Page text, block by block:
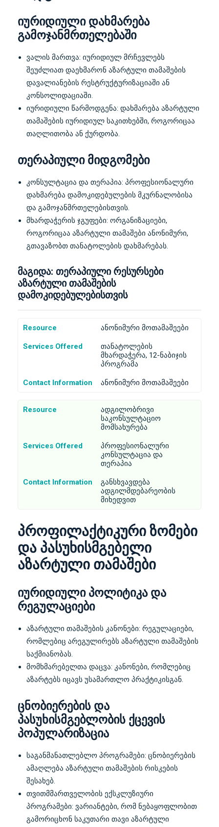
იურიდიული დახმარება
გამოჯანმრთელებაში
ვალის მართვა: იურიდიულ მრჩევლებს
შეუძლიათ დაეხმარონ აზარტული თამაშების
დავალიანების რესტრუქტურიზაციაში ან
კონსოლიდაციაში.
იურიდიული წარმოდგენა: დახმარება აზარტული
თამაშების იურიდიულ საკითხებში, როგორიცაა
თაღლითობა ან ქურდობა.
თერაპიული მიდგომები
კონსულტაცია და თერაპია: პროფესიონალური
დახმარება დამოკიდებულების მკურნალობისა
და გამოჯანმრთელებისთვის.
მხარდაჭერის ჯგუფები: ორგანიზაციები,
როგორიცაა აზარტული თამაშები ანონიმური,
გთავაზობთ თანატოლების დახმარებას.
მაგიდა: თერაპიული რესურსები
აზარტული თამაშების
დამოკიდებულებისთვის
Resource ანონიმური მოთამაშეები
Services Offered
თანატოლების
მხარდაჭერა, 12-ნაბიჯის
პროგრამა
Contact Information ანონიმური მოთამაშეები
Resource
ადგილობრივი
საკონსულტაციო
მომსახურება
Services Offered
პროფესიონალური
კონსულტაცია და
თერაპია
Contact Information
განსხვავდება
ადგილმდებარეობის
მიხედვით
პროფილაქტიკური ზომები
და პასუხისმგებელი
აზარტული თამაშები
იურიდიული პოლიტიკა და
რეგულაციები
აზარტული თამაშების კანონები: რეგულაციები,
რომლებიც არეგულირებს აზარტული თამაშების
საქმიანობას.
მომხმარებელთა დაცვა: კანონები, რომლებიც
აზარტებს იცავს უსამართლო პრაქტიკისგან.
ცნობიერების და
პასუხისმგებლობის ქცევის
პოპულარიზაცია
საგანმანათლებლო პროგრამები: ცნობიერების
ამაღლება აზარტული თამაშების რისკების
შესახებ.
თვითმმართველობის ექსკლუზიური
პროგრამები: ვარიანტები, რომ ნებაყოფლობით
გამორიცხონ საკუთარი თავი აზარტული